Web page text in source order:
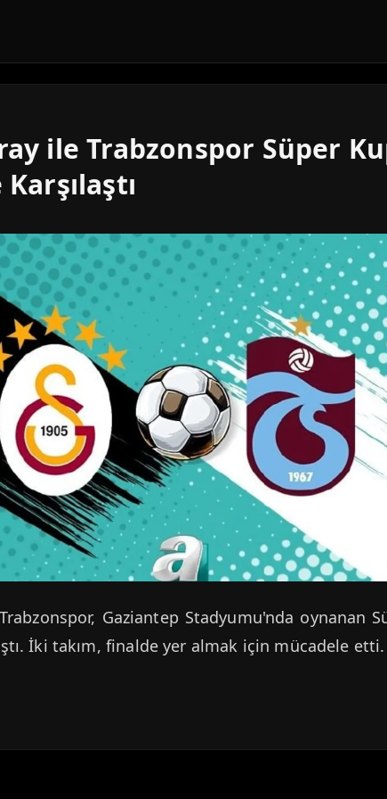
ile Trabzonspor Süper
Gaziantep Stadyumu'nda oynanan
İki takım, finalde yer almak için mücadele etti.